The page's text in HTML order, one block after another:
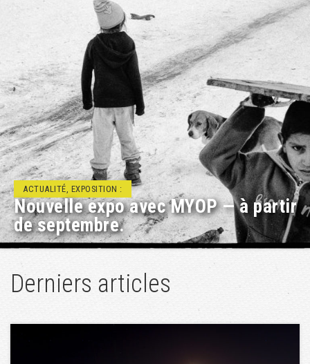
ACTUALITÉ, RENCONTRE/DÉBAT :
Projets éducatifs à Géopolis
Derniers articles